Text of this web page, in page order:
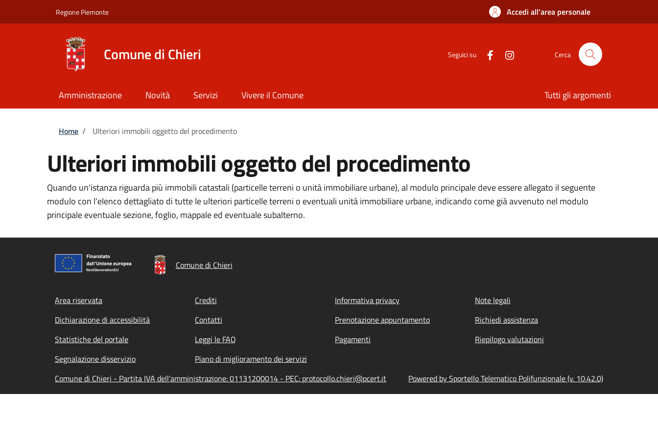
Regione Piemonte Accedi all'area personale
Comune di Chieri Seguici su Cerca
Amministrazione Novità Servizi Vivere il Comune Tutti gli argomenti
Briciole di pane
Home / Ulteriori immobili oggetto del procedimento
Ulteriori immobili oggetto del procedimento
Quando un'istanza riguarda più immobili catastali (particelle terreni o unità immobiliare urbane), al modulo principale deve essere allegato il seguente
modulo con l'elenco dettagliato di tutte le ulteriori particelle terreni o eventuali unità immobiliare urbane, indicando come già avvenuto nel modulo
principale eventuale sezione, foglio, mappale ed eventuale subalterno.
Comune di Chieri
Footer menu
Area riservata Crediti Informativa privacy
Note legali
Dichiarazione di accessibilità
Contatti Prenotazione appuntamento
Richiedi assistenza
Statistiche del portale
Leggi le FAQ Pagamenti
Riepilogo valutazioni
Segnalazione disservizio
Piano di miglioramento dei servizi
Comune di Chieri - Partita IVA dell'amministrazione: 01131200014 - PEC: protocollo.chieri@pcert.it
Powered by Sportello Telematico Polifunzionale (v. 10.42.0)